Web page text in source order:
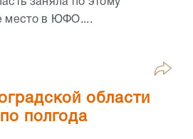
заняла по этому
место в ЮФО....
области
полгода